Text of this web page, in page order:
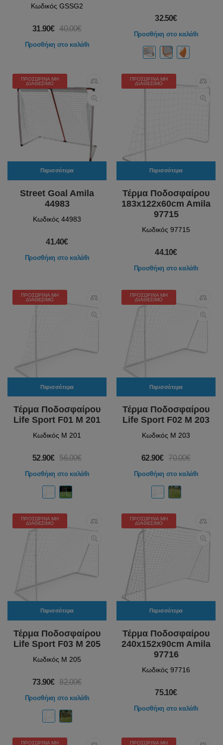
Κωδικός GSSG2
31.90€ 40.00€
Προσθήκη στο καλάθι
32.50€
Προσθήκη στο καλάθι
ΠΡΟΣΩΡΙΝΆ ΜΗ
ΔΙΑΘΈΣΙΜΟ
Περισσότερα
Street Goal Amila
44983
Κωδικός 44983
41.40€
Προσθήκη στο καλάθι
ΠΡΟΣΩΡΙΝΆ ΜΗ
ΔΙΑΘΈΣΙΜΟ
Περισσότερα
Τέρμα Ποδοσφαίρου
183x122x60cm Amila
97715
Κωδικός 97715
44.10€
Προσθήκη στο καλάθι
ΠΡΟΣΩΡΙΝΆ ΜΗ
ΔΙΑΘΈΣΙΜΟ
Περισσότερα
Τέρμα Ποδοσφαίρου
Life Sport F01 Μ 201
Κωδικός M 201
52.90€ 56.00€
Προσθήκη στο καλάθι
ΠΡΟΣΩΡΙΝΆ ΜΗ
ΔΙΑΘΈΣΙΜΟ
Περισσότερα
Τέρμα Ποδοσφαίρου
Life Sport F02 Μ 203
Κωδικός Μ 203
62.90€ 70.00€
Προσθήκη στο καλάθι
ΠΡΟΣΩΡΙΝΆ ΜΗ
ΔΙΑΘΈΣΙΜΟ
Περισσότερα
Τέρμα Ποδοσφαίρου
Life Sport F03 M 205
Κωδικός M 205
73.90€ 82.00€
Προσθήκη στο καλάθι
ΠΡΟΣΩΡΙΝΆ ΜΗ
ΔΙΑΘΈΣΙΜΟ
Περισσότερα
Τέρμα Ποδοσφαίρου
240x152x90cm Amila
97716
Κωδικός 97716
75.10€
Προσθήκη στο καλάθι
ΠΡΟΣΩΡΙΝΆ ΜΗ
ΠΡΟΣΩΡΙΝΆ ΜΗ